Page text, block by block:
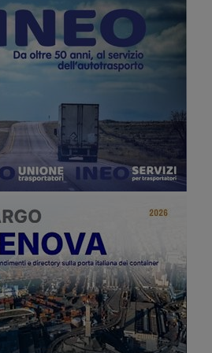
assorbimento delle locazioni salito a
1,6 milioni di metri quadrati (+72%),
trainato dagli operatori logistici
conto terzi, secondo le rilevazioni di